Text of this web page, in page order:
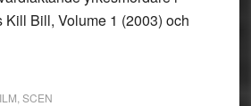
Kill Bill, Volume 1 (2003) och
SCEN